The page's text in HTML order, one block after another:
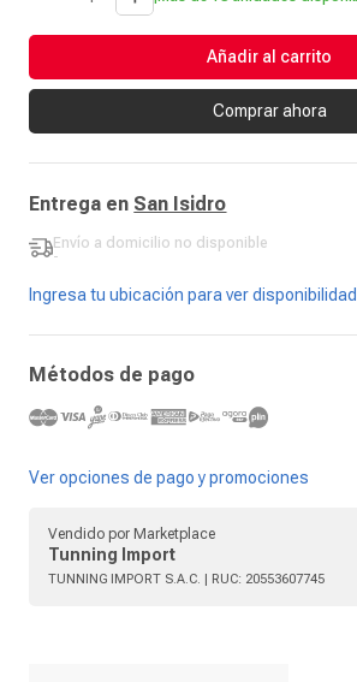
Añadir al carrito
Comprar ahora
Entrega en San Isidro
Envío a domicilio no disponible
-
Ingresa tu ubicación para ver disponibilidad
Métodos de pago
Ver opciones de pago y promociones
Vendido por Marketplace
Tunning Import
TUNNING IMPORT S.A.C. | RUC: 20553607745